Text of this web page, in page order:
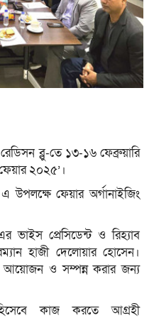
ব্লু-তে ১৩-১৬ ফেব্রুয়ারি
ফেয়ার ২০২৫’।
উপলক্ষে ফেয়ার অর্গানাইজিং
ভাইস প্রেসিডেন্ট ও রিহ্যাব
হাজী দেলোয়ার হোসেন।
আয়োজন ও সম্পন্ন করার জন্য
কাজ করতে আগ্রহী